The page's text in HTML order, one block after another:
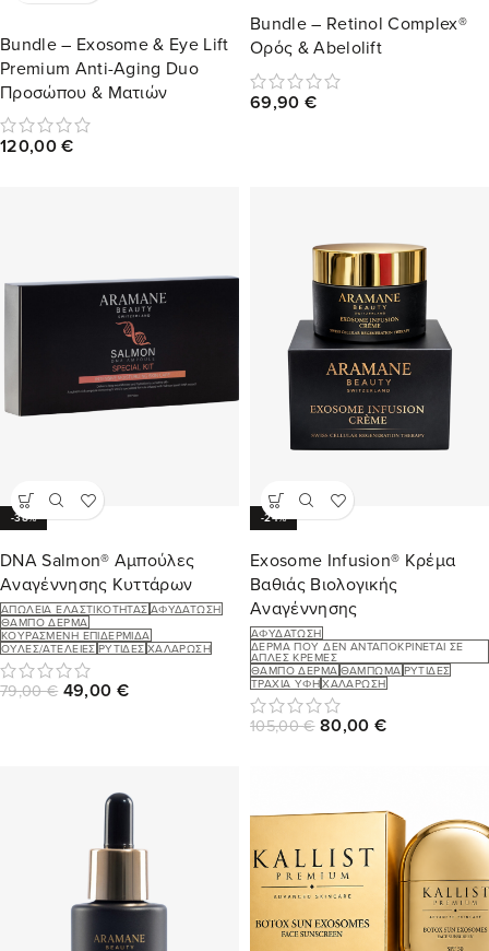
Bundle – Exosome & Eye Lift
Premium Anti-Aging Duo
Προσώπου & Ματιών
120,00€
Bundle – Retinol Complex®
Ορός & Abelolift
69,90 €
-38%
DNA Salmon® Αμπούλες
Αναγέννησης Κυττάρων
ΑΠΏΛΕΙΑ ΕΛΑΣΤΙΚΌΤΗΤΑΣ ΑΦΥΔΆΤΩΣΗ
ΘΑΜΠΌ ΔΈΡΜΑ
ΚΟΥΡΑΣΜΈΝΗ ΕΠΙΔΕΡΜΊΔΑ
ΟΥΛΈΣ/ΑΤΈΛΕΙΕΣ ΡΥΤΊΔΕΣ ΧΑΛΆΡΩΣΗ
79,00€ 49,00 €
-24%
Exosome Infusion® Κρέμα
Βαθιάς Βιολογικής
Αναγέννησης
ΑΦΥΔΆΤΩΣΗ
ΔΈΡΜΑ ΠΟΥ ΔΕΝ ΑΝΤΑΠΟΚΡΊΝΕΤΑΙ ΣΕ
ΑΠΛΈΣ ΚΡΈΜΕΣ
ΘΑΜΠΌ ΔΈΡΜΑ ΘΆΜΠΩΜΑ ΡΥΤΊΔΕΣ
ΤΡΑΧΙΆ ΥΦΉΧΑΛΆΡΩΣΗ
105,00€ 80,00 €